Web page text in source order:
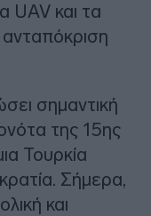
και τα
σημαντική
της 15ης
Τουρκία
Σήμερα,
και